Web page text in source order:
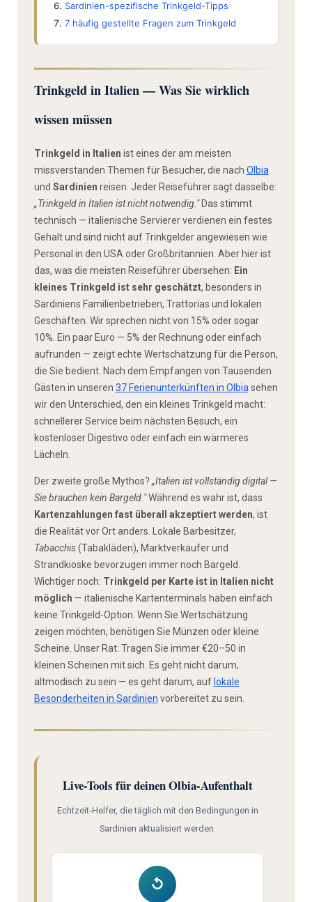
Sardinien-spezifische Trinkgeld-Tipps
7 häufig gestellte Fragen zum Trinkgeld
Trinkgeld in Italien — Was Sie wirklich
wissen müssen
Trinkgeld in Italien ist eines der am meisten
missverstanden Themen für Besucher, die nach Olbia
und Sardinien reisen. Jeder Reiseführer sagt dasselbe:
„Trinkgeld in Italien ist nicht notwendig."Das stimmt
technisch — italienische Servierer verdienen ein festes
Gehalt und sind nicht auf Trinkgelder angewiesen wie
Personal in den USA oder Großbritannien. Aber hier ist
das, was die meisten Reiseführer übersehen: Ein
kleines Trinkgeld ist sehr geschätzt, besonders in
Sardiniens Familienbetrieben, Trattorias und lokalen
Geschäften. Wir sprechen nicht von 15% oder sogar
10%. Ein paar Euro — 5% der Rechnung oder einfach
aufrunden — zeigt echte Wertschätzung für die Person,
die Sie bedient. Nach dem Empfangen von Tausenden
Gästen in unseren 37 Ferienunterkünften in Olbia sehen
wir den Unterschied, den ein kleines Trinkgeld macht:
schnellerer Service beim nächsten Besuch, ein
kostenloser Digestivo oder einfach ein wärmeres
Lächeln.
Der zweite große Mythos? „Italien ist vollständig digital —
Sie brauchen kein Bargeld."Während es wahr ist, dass
Kartenzahlungen fast überall akzeptiert werden, ist
die Realität vor Ort anders. Lokale Barbesitzer,
Tabacchis(Tabakläden), Marktverkäufer und
Strandkioske bevorzugen immer noch Bargeld.
Wichtiger noch: Trinkgeld per Karte ist in Italien nicht
möglich — italienische Kartenterminals haben einfach
keine Trinkgeld-Option. Wenn Sie Wertschätzung
zeigen möchten, benötigen Sie Münzen oder kleine
Scheine. Unser Rat: Tragen Sie immer €20–50 in
kleinen Scheinen mit sich. Es geht nicht darum,
altmodisch zu sein — es geht darum, auf lokale
Besonderheiten in Sardinien vorbereitet zu sein.
Live-Tools für deinen Olbia-Aufenthalt
Echtzeit-Helfer, die täglich mit den Bedingungen in
Sardinien aktualisiert werden.
↺